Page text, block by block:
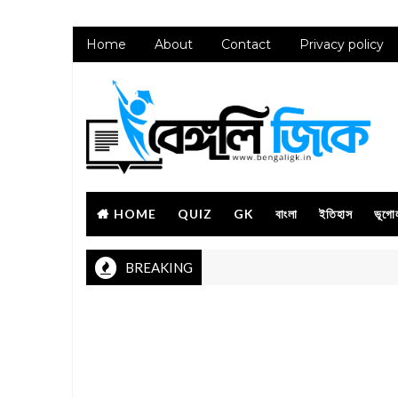
Home About Contact Privacy policy
HOME QUIZ GK বাংলা ইতিহাস
BREAKING